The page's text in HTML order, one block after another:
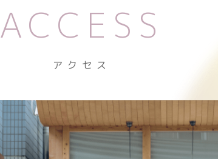
ACCESS
アクセス